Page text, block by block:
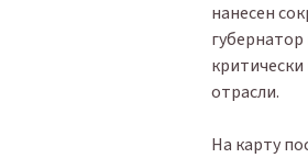
нанесен
отрасли.
На карту